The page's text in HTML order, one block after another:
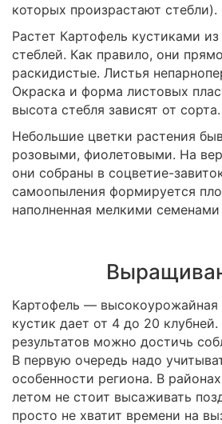
которых произрастают стебли).
Растет Картофель кустиками из
стеблей. Как правило, они
раскидистые. Листья
Окраска и форма листовых
высота стебля зависят от сорта.
Небольшие цветки растения
розовыми, фиолетовыми. На
они собраны в соцветие-
самоопыления формируется
наполненная мелкими семенами
Картофель — высокоурожайная
кустик дает от 4 до 20
результатов можно достичь
В первую очередь надо
особенности региона. В
летом не стоит высаживать
просто не хватит времени на